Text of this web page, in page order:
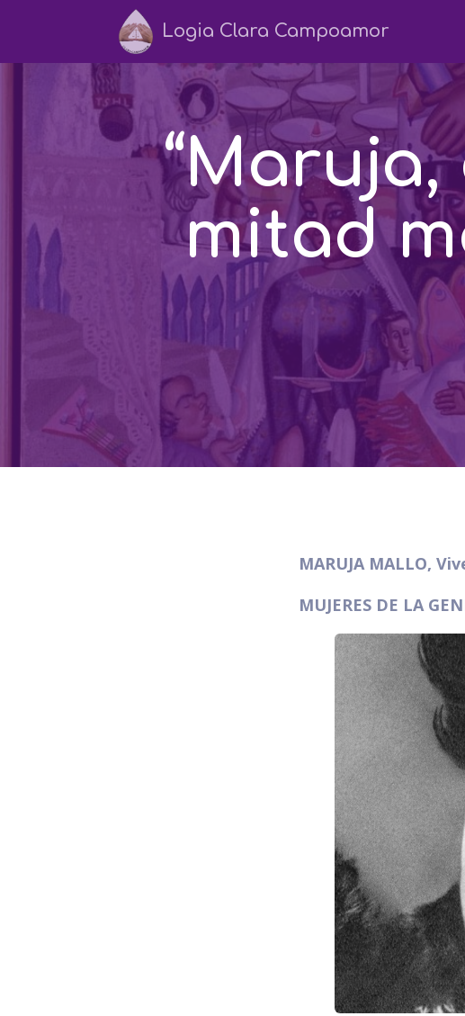
Logia Clara Campoamor
mitad
MARUJA MALLO,
MUJERES DE LA